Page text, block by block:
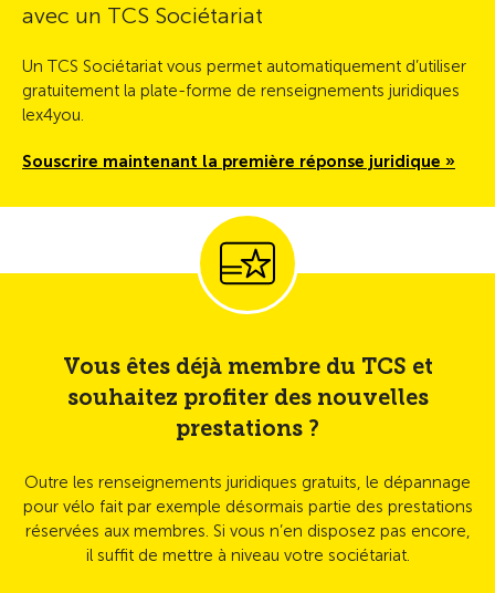
avec un TCS Sociétariat
Un TCS Sociétariat vous permet automatiquement d’utiliser
gratuitement la plate-forme de renseignements juridiques
lex4you.
Souscrire maintenant la première réponse juridique »
Vous êtes déjà membre du TCS et
souhaitez profiter des nouvelles
prestations ?
Outre les renseignements juridiques gratuits, le dépannage
pour vélo fait par exemple désormais partie des prestations
réservées aux membres. Si vous n’en disposez pas encore,
il suffit de mettre à niveau votre sociétariat.